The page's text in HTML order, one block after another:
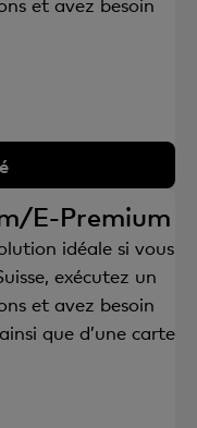
et avez besoin
E-Premium
idéale si vous
exécutez un
et avez besoin
que d’une carte